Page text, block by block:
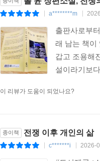
a********m
출판사로부
래 남는 책이
갑고 조용해
설이라기보
이 리뷰가 도움이 되었나요?
종이책 전쟁 이후 개인의 삶
c*******i 2026-